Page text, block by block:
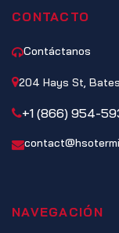
CONTACTO
Contáctanos
204 Hays St,
+1 (866) 954-
NAVEGACIÓN